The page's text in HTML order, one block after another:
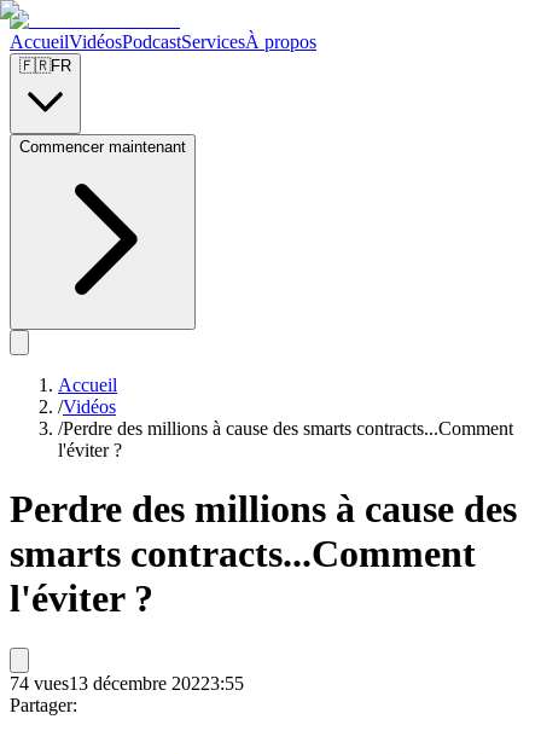
AccueilVidéosPodcastServicesÀ propos
🇫🇷FR
Commencer maintenant
Accueil
/Vidéos
/Perdre des millions à cause des smarts contracts...Comment
l'éviter ?
Perdre des millions à cause des
smarts contracts...Comment
l'éviter ?
74 vues13 décembre 20223:55
Partager: